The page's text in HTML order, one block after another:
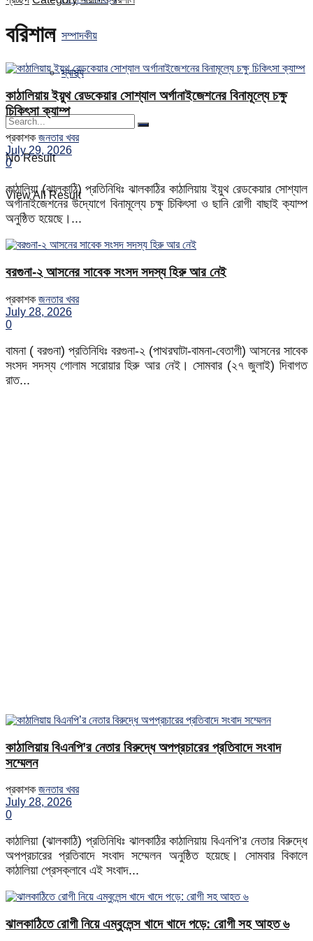
সম্পাদকীয়
স্বাস্থ্য
No Result
View All Result
বরিশাল
কাঠালিয়ায় ইয়ুথ রেডকেয়ার সোশ্যাল অর্গানাইজেশনের বিনামূল্যে চক্ষু
চিকিৎসা ক্যাম্প
প্রকাশক জনতার খবর
July 29, 2026
0
কাঠালিয়া (ঝালকাঠি) প্রতিনিধিঃ ঝালকাঠির কাঠালিয়ায় ইয়ুথ রেডকেয়ার সোশ্যাল
অর্গানাইজেশনের উদ্যোগে বিনামূল্যে চক্ষু চিকিৎসা ও ছানি রোগী বাছাই ক্যাম্প
অনুষ্ঠিত হয়েছে।...
বরগুনা-২ আসনের সাবেক সংসদ সদস্য হিরু আর নেই
প্রকাশক জনতার খবর
July 28, 2026
0
বামনা ( বরগুনা) প্রতিনিধিঃ বরগুনা-২ (পাথরঘাটা-বামনা-বেতাগী) আসনের সাবেক
সংসদ সদস্য গোলাম সরোয়ার হিরু আর নেই। সোমবার (২৭ জুলাই) দিবাগত
রাত...
কাঠালিয়ায় বিএনপি’র নেতার বিরুদ্ধে অপপ্রচারের প্রতিবাদে সংবাদ
সম্মেলন
প্রকাশক জনতার খবর
July 28, 2026
0
কাঠালিয়া (ঝালকাঠি) প্রতিনিধিঃ ঝালকাঠির কাঠালিয়ায় বিএনপি’র নেতার বিরুদ্ধে
অপপ্রচারের প্রতিবাদে সংবাদ সম্মেলন অনুষ্ঠিত হয়েছে। সোমবার বিকালে
কাঠালিয়া প্রেসক্লাবে এই সংবাদ...
ঝালকাঠিতে রোগী নিয়ে এম্বুলেন্স খাদে খাদে পড়ে: রোগী সহ আহত ৬